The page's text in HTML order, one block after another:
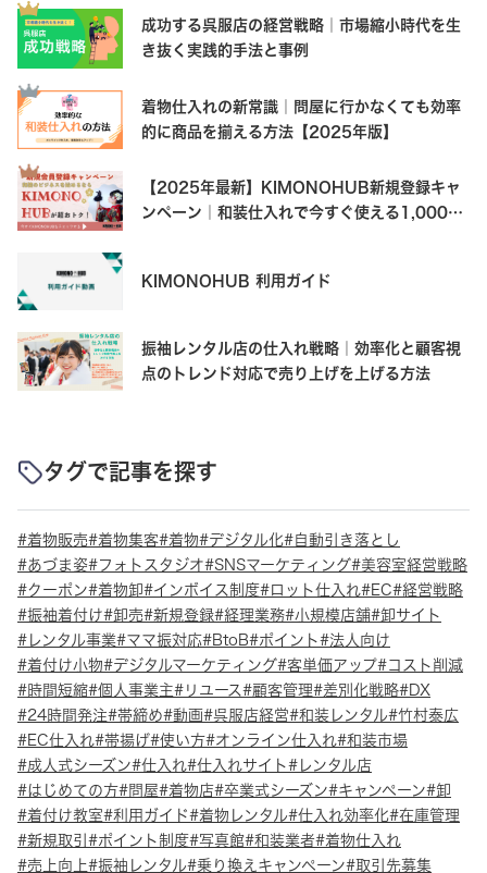
成功する呉服店の経営戦略｜市場縮小時代を生
き抜く実践的手法と事例
着物仕入れの新常識｜問屋に行かなくても効率
的に商品を揃える方法【2025年版】
【2025年最新】KIMONOHUB新規登録キャ
ンペーン｜和装仕入れで今すぐ使える1,000円
KIMONOHUB 利用ガイド
振袖レンタル店の仕入れ戦略｜効率化と顧客視
点のトレンド対応で売り上げを上げる方法
タグで記事を探す
着物販売 着物集客 着物 デジタル化
自動引き落とし
あづま姿
フォトスタジオ SNSマーケティング
美容室経営戦略
クーポン
着物卸 インボイス制度 ロット仕入れ EC
経営戦略
振袖着付け
卸売 新規登録 経理業務 小規模店舗
卸サイト
レンタル事業
ママ振対応 BtoB ポイント
法人向け
着付け小物
デジタルマーケティング 客単価アップ
コスト削減
時間短縮
個人事業主 リユース 顧客管理 差別化戦略
DX
24時間発注
帯締め 動画 呉服店経営 和装レンタル
竹村泰広
EC仕入れ
帯揚げ 使い方 オンライン仕入れ
和装市場
成人式シーズン
仕入れ 仕入れサイト
レンタル店
はじめての方
問屋 着物店 卒業式シーズン キャンペーン
卸
着付け教室
利用ガイド 着物レンタル 仕入れ効率化
在庫管理
新規取引
ポイント制度 写真館 和装業者
着物仕入れ
売上向上
振袖レンタル 乗り換えキャンペーン
取引先募集